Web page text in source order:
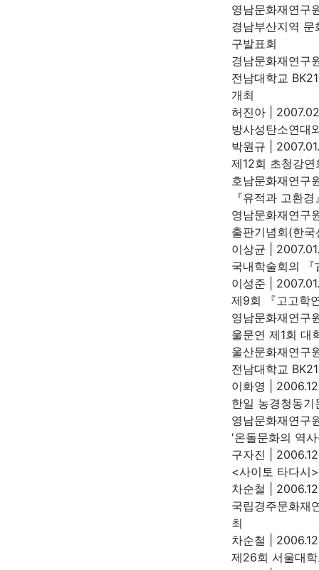
영남문화재연구
경남부산지역
구발표회
경남문화재연구
전남대학교
개최
허진아
방사성탄소연대
박원규
제12회 초청강
호남문화재연구
『유적과 고환
영남문화재연구
출판기념회(한
이상균
국내학술회의
이성준
제9회 『고고학
영남문화재연구
울문연 제1회 대
울산문화재연구
전남대학교
이화영
한일 농경청동
영남문화재연구
'온돌문화의 역
구자진
<사이토 타다시
차순철
국립경주문화재
최
차순철
제26회 서울대